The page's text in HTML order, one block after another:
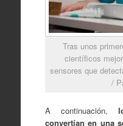
Tras unos
científicos
sensores que
/
A continuación,
convertían en una